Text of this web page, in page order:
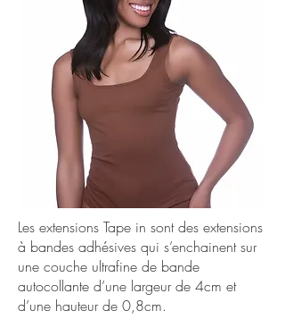
Les extensions Tape in sont des extensions
à bandes adhésives qui s’enchainent sur
une couche ultrafine de bande
autocollante d’une largeur de 4cm et
d’une hauteur de 0,8cm.